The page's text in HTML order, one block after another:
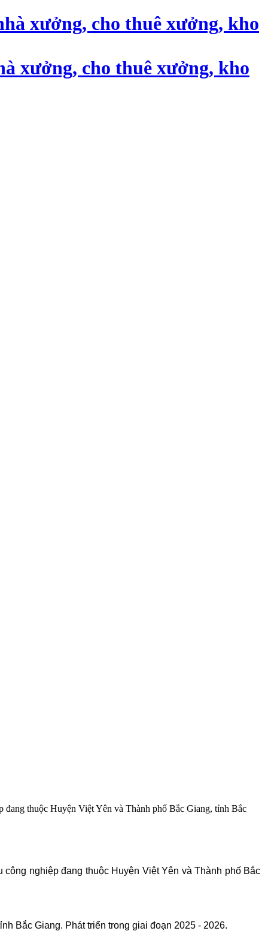
xưởng, cho thuê xưởng, kho
thuộc Huyện Việt Yên và Thành phố Bắc Giang, tỉnh Bắc
nghiệp đang thuộc Huyện Việt Yên và Thành phố Bắc
Bắc Giang. Phát triển trong giai đoạn 2025 - 2026.